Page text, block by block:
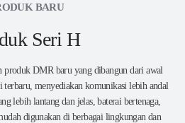
BARU
Seri H
produk DMR baru yang dibangun dari awal
menyediakan komunikasi lebih andal
lebih lantang dan jelas, baterai bertenaga,
digunakan di berbagai lingkungan dan